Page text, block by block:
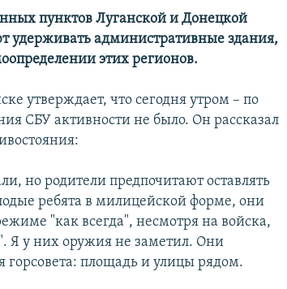
пунктов Луганской и Донецкой
удерживать административные здания,
этих регионов.
утверждает, что сегодня утром – по
СБУ активности не было. Он рассказал
но родители предпочитают оставлять
ребята в милицейской форме, они
"как всегда", несмотря на войска,
Я у них оружия не заметил. Они
горсовета: площадь и улицы рядом.